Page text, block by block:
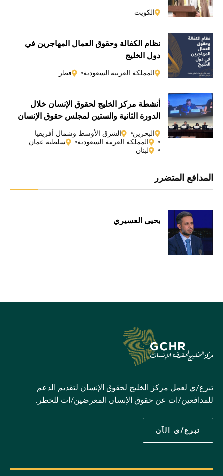
الكويت
نظام الكفالة وحقوق العمال المهاجرين في
دول الخليج
المملكة العربية السعودية قطر
أنشطة مركز الخليج لحقوق الإنسان خلال
الدورة الثانية والستين لمجلس حقوق الإنسان
البحرين
الشرق الأوسط وشمال أفريقيا
المملكة العربية السعودية
سلطنة عمان
لبنان
المدافع المتضرر
يحيى العسيري
تبرع/ي لعمل مركز الخليج لحقوق الإنسان لتقديم الدعم
للمدافعين/ات عن حقوق الإنسان المعرضين/ات للخطر.
تبرع/ي الآن